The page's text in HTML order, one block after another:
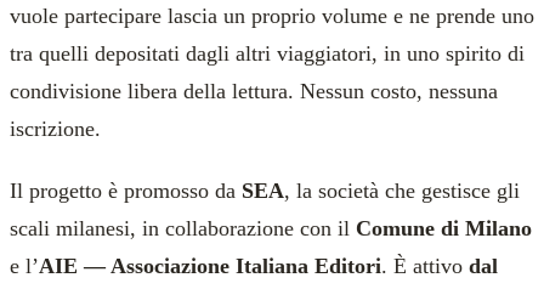
vuole partecipare lascia un proprio volume e ne prende uno
tra quelli depositati dagli altri viaggiatori, in uno spirito di
condivisione libera della lettura. Nessun costo, nessuna
iscrizione.
Il progetto è promosso da SEA, la società che gestisce gli
scali milanesi, in collaborazione con il Comune di Milano
e l’AIE — Associazione Italiana Editori. È attivo dal